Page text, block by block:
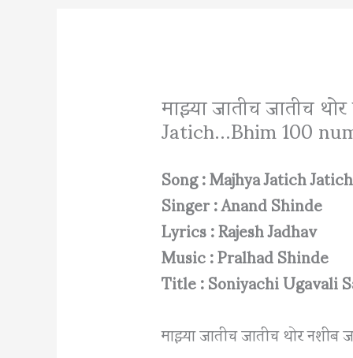
माझ्या जातीच जातीच
Jatich…Bhim 100
Song : Majhya Jatich Jatich
Singer : Anand Shinde
Lyrics : Rajesh Jadhav
Music : Pralhad Shinde
Title : Soniyachi Ugavali
माझ्या जातीच जातीच थोर नशीब